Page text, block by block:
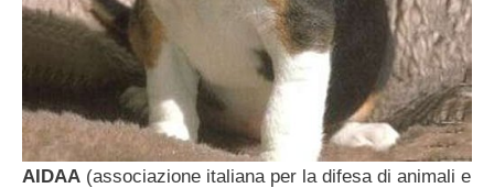
AIDAA (associazione italiana per la difesa di animali e